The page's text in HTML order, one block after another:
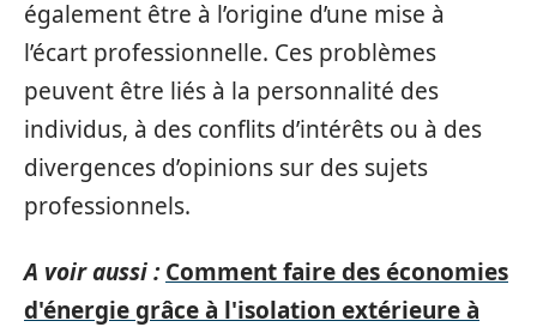
également être à l’origine d’une mise à
l’écart professionnelle. Ces problèmes
peuvent être liés à la personnalité des
individus, à des conflits d’intérêts ou à des
divergences d’opinions sur des sujets
professionnels.
A voir aussi : Comment faire des économies
d'énergie grâce à l'isolation extérieure à